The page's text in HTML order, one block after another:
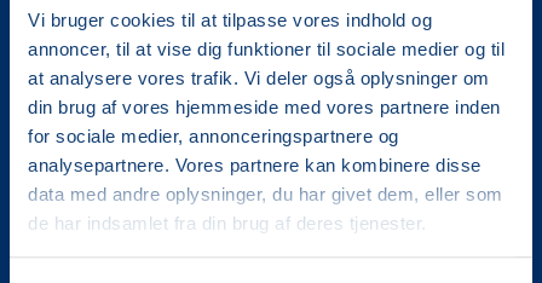
Vi bruger cookies til at tilpasse vores indhold og
annoncer, til at vise dig funktioner til sociale medier og til
at analysere vores trafik. Vi deler også oplysninger om
din brug af vores hjemmeside med vores partnere inden
for sociale medier, annonceringspartnere og
analysepartnere. Vores partnere kan kombinere disse
data med andre oplysninger, du har givet dem, eller som
de har indsamlet fra din brug af deres tjenester.
mere end 100.000 deltagere i hele landet med kurser,
foredrag og oplevelser.
LOF Vestsjælland
Gl. Torv 4A, 1.
4200 Slagelse
CVR. 30228510
Tlf.: 5852 5681